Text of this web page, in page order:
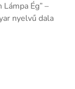
Lámpa Ég” –
nyelvű dala